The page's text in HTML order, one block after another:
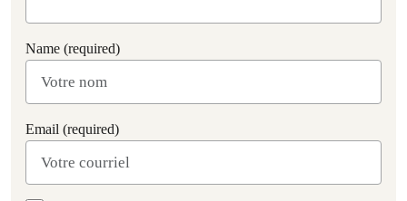
Name (required)
Email (required)